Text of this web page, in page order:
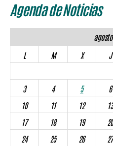
Agenda de Noticias
L
M X J
3
4 5 6
10
11 12 13
17
18 19
24
25 26